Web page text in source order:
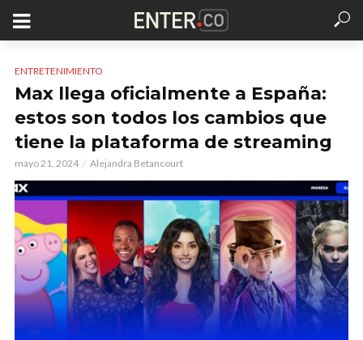
ENTRETENIMIENTO
Max llega oficialmente a España:
estos son todos los cambios que
tiene la plataforma de streaming
mayo 21, 2024 Alejandra Betancourt